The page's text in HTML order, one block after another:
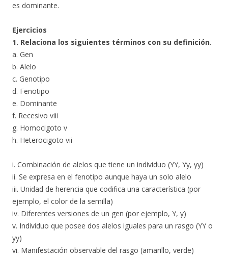
es dominante.
Ejercicios
1. Relaciona los siguientes términos con su definición.
a. Gen
b. Alelo
c. Genotipo
d. Fenotipo
e. Dominante
f. Recesivo viii
g. Homocigoto v
h. Heterocigoto vii
i. Combinación de alelos que tiene un individuo (YY, Yy, yy)
ii. Se expresa en el fenotipo aunque haya un solo alelo
iii. Unidad de herencia que codifica una característica (por
ejemplo, el color de la semilla)
iv. Diferentes versiones de un gen (por ejemplo, Y, y)
v. Individuo que posee dos alelos iguales para un rasgo (YY o
yy)
vi. Manifestación observable del rasgo (amarillo, verde)